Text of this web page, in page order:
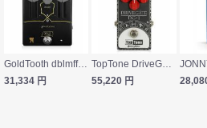
GoldTooth dblmff ファズ ギターエフェクター
31,334 円
55,220 円